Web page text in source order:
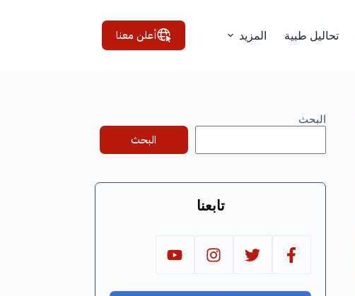
تحاليل طبية المزيد أعلن معنا
البحث
البحث
تابعنا